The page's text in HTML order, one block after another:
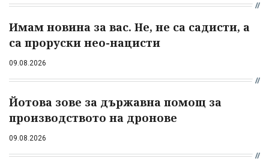
Имам новина за вас. Не, не са садисти, а
са проруски нео-нацисти
09.08.2026
Йотова зове за държавна помощ за
производството на дронове
09.08.2026